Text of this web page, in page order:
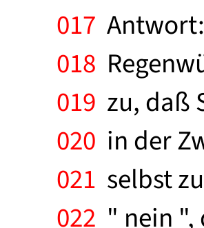
017
018
019 zu, daß
020 in der
021 selbst
022 " nein ",